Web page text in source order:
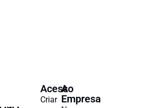
Acesso
Criar
A
Empresa